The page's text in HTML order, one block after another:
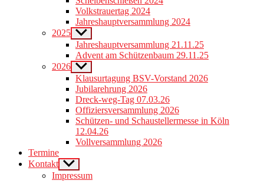
menu
Volkstrauertag 2024
Jahreshauptversammlung 2024
2025 Show
sub
menu
Jahreshauptversammlung 21.11.25
Advent am Schützenbaum 29.11.25
2026 Show
sub
menu
Klausurtagung BSV-Vorstand 2026
Jubilarehrung 2026
Dreck-weg-Tag 07.03.26
Offiziersversammlung 2026
Schützen- und Schaustellermesse in Köln
12.04.26
Vollversammlung 2026
Termine
Kontakt Show
sub
menu
Impressum